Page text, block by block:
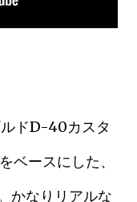
ドD-40カスタ
ベースにした、
かなりリアルな